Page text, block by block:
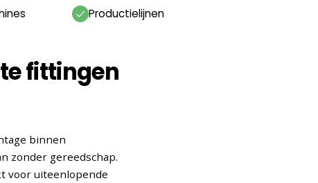
Productielijnen
fittingen
binnen
zonder gereedschap.
voor uiteenlopende